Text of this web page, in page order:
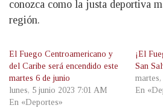
conozca como la justa deportiva
región.
El Fuego Centroamericano y
del Caribe será encendido este
martes 6 de junio
lunes, 5 junio 2023 7:01 AM
En «Deportes»
¡El
San
En